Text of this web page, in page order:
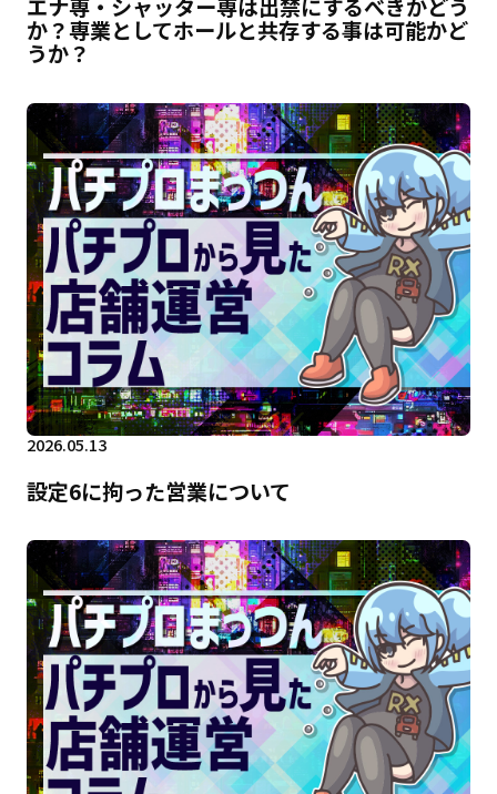
エナ専・シャッター専は出禁にするべきかどう
か？専業としてホールと共存する事は可能かど
うか？
2026.05.13
設定6に拘った営業について